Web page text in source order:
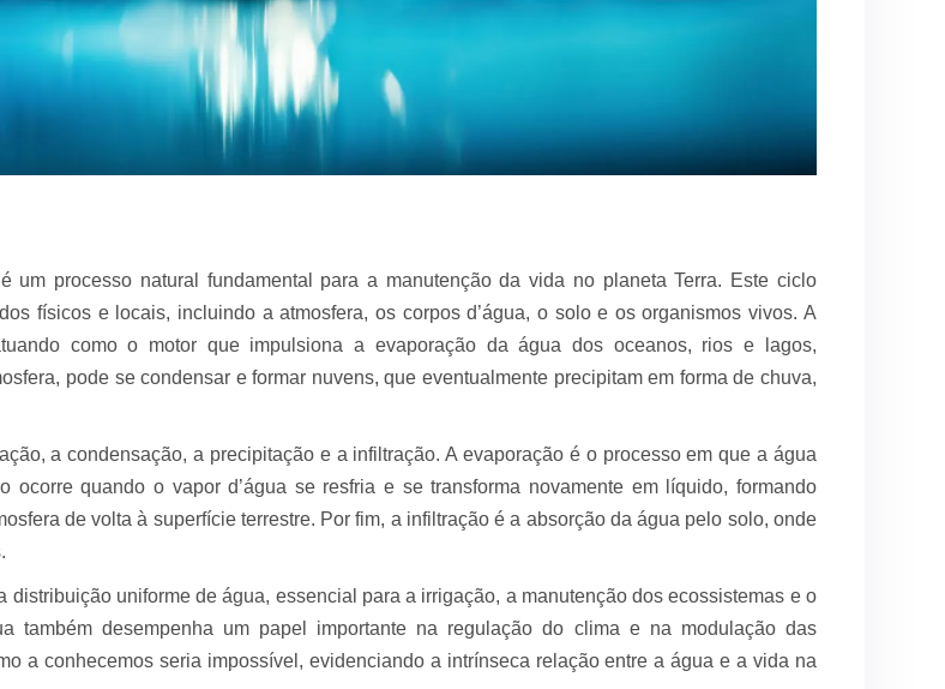
processo natural fundamental para a manutenção da vida no planeta Terra. Este ciclo
físicos e locais, incluindo a atmosfera, os corpos d’água, o solo e os organismos vivos. A
como o motor que impulsiona a evaporação da água dos oceanos, rios e lagos,
pode se condensar e formar nuvens, que eventualmente precipitam em forma de chuva,
a condensação, a precipitação e a infiltração. A evaporação é o processo em que a água
quando o vapor d’água se resfria e se transforma novamente em líquido, formando
de volta à superfície terrestre. Por fim, a infiltração é a absorção da água pelo solo, onde
uniforme de água, essencial para a irrigação, a manutenção dos ecossistemas e o
também desempenha um papel importante na regulação do clima e na modulação das
a conhecemos seria impossível, evidenciando a intrínseca relação entre a água e a vida na